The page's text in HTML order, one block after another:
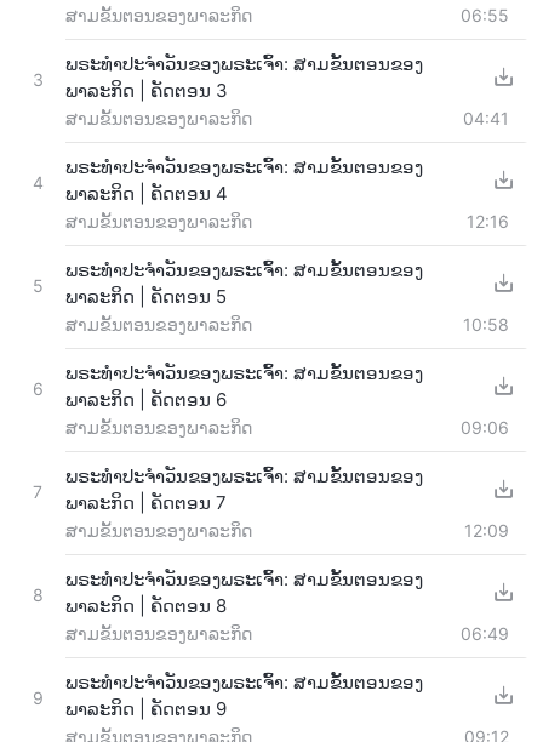
ສາມຂັ້ນຕອນຂອງພາລະກິດ 06:55
3
ພຣະທຳປະຈຳວັນຂອງພຣະເຈົ້າ: ສາມຂັ້ນຕອນຂອງ
ພາລະກິດ | ຄັດຕອນ 3
ສາມຂັ້ນຕອນຂອງພາລະກິດ 04:41
4
ພຣະທຳປະຈຳວັນຂອງພຣະເຈົ້າ: ສາມຂັ້ນຕອນຂອງ
ພາລະກິດ | ຄັດຕອນ 4
ສາມຂັ້ນຕອນຂອງພາລະກິດ 12:16
5
ພຣະທຳປະຈຳວັນຂອງພຣະເຈົ້າ: ສາມຂັ້ນຕອນຂອງ
ພາລະກິດ | ຄັດຕອນ 5
ສາມຂັ້ນຕອນຂອງພາລະກິດ 10:58
6
ພຣະທຳປະຈຳວັນຂອງພຣະເຈົ້າ: ສາມຂັ້ນຕອນຂອງ
ພາລະກິດ | ຄັດຕອນ 6
ສາມຂັ້ນຕອນຂອງພາລະກິດ 09:06
7
ພຣະທຳປະຈຳວັນຂອງພຣະເຈົ້າ: ສາມຂັ້ນຕອນຂອງ
ພາລະກິດ | ຄັດຕອນ 7
ສາມຂັ້ນຕອນຂອງພາລະກິດ 12:09
8
ພຣະທຳປະຈຳວັນຂອງພຣະເຈົ້າ: ສາມຂັ້ນຕອນຂອງ
ພາລະກິດ | ຄັດຕອນ 8
ສາມຂັ້ນຕອນຂອງພາລະກິດ 06:49
9
ພຣະທຳປະຈຳວັນຂອງພຣະເຈົ້າ: ສາມຂັ້ນຕອນຂອງ
ພາລະກິດ | ຄັດຕອນ 9
ສາມຂັ້ນຕອນຂອງພາລະກິດ 09:12